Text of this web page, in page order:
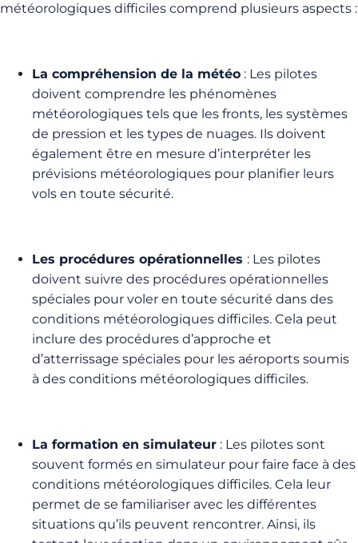
météorologiques difficiles comprend plusieurs aspects :
La compréhension de la météo : Les pilotes
doivent comprendre les phénomènes
météorologiques tels que les fronts, les systèmes
de pression et les types de nuages. Ils doivent
également être en mesure d’interpréter les
prévisions météorologiques pour planifier leurs
vols en toute sécurité.
Les procédures opérationnelles : Les pilotes
doivent suivre des procédures opérationnelles
spéciales pour voler en toute sécurité dans des
conditions météorologiques difficiles. Cela peut
inclure des procédures d’approche et
d’atterrissage spéciales pour les aéroports soumis
à des conditions météorologiques difficiles.
La formation en simulateur : Les pilotes sont
souvent formés en simulateur pour faire face à des
conditions météorologiques difficiles. Cela leur
permet de se familiariser avec les différentes
situations qu’ils peuvent rencontrer. Ainsi, ils